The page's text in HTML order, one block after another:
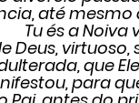
até mesmo
Tu és a
Deus,
que
para